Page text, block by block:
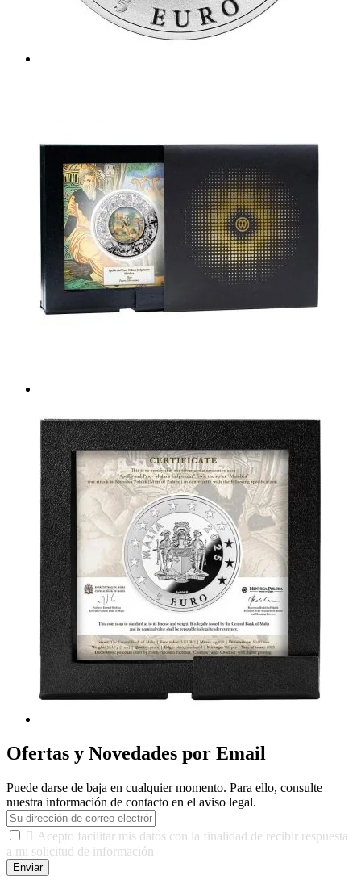
Ofertas y Novedades por Email
Puede darse de baja en cualquier momento. Para ello, consulte
nuestra información de contacto en el aviso legal.
 Acepto facilitar mis datos con la finalidad de recibir respuesta
a mi solicitud de información
Enviar